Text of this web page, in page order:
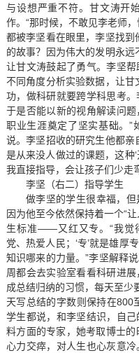
与设想严重不符。甘文涛开
作。“那时候，不敢见李老师
都被李坚看在眼里，李坚找到
的故事？因为伟大的发明永远
让甘文涛鼓起了勇气。李坚
不同角度分析实验数据，让甘
功，做科研就要跨学科思考
于是否能以新的视角解读问
职业生涯奠定了坚实基础。”
说。李坚招收的研究生他都亲
是从来没人做过的课题，这种
我直接指导，会让孩子们少走
李坚（右二）指导学生
做李坚的学生很幸福，但
因为他至今依然保持着一个“
生标准——又红又专。“我觉
党、热爱人民；‘专’就是雄厚
知识哪来的力量。”李坚解释
周都会去实验室看看科研进
成总结归纳的习惯，每天至少
天写总结的字数则保持在800
学生都说，和李坚结识，自
料方面的专家，她考取博士
心力交瘁，对人生也心灰意